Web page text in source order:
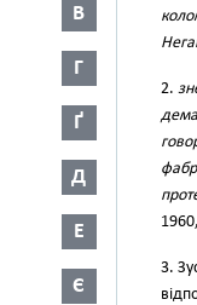
В
Г
Ґ
Д
Е
Є
2.
3.